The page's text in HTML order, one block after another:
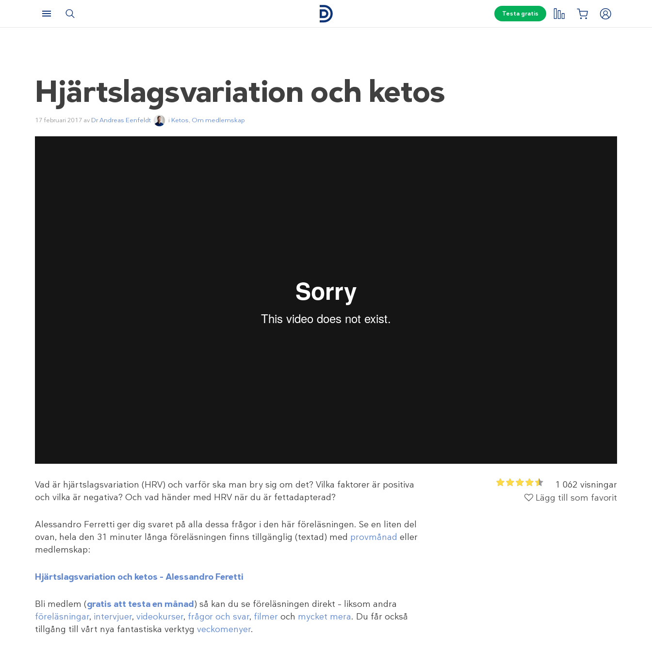
Testa gratis
Hjärtslagsvariation och ketos
17 februari 2017 av Dr Andreas Eenfeldt i Ketos, Om medlemskap
1 062 visningar
Lägg till som favorit
Vad är hjärtslagsvariation (HRV) och varför ska man bry sig om det? Vilka faktorer är positiva
och vilka är negativa? Och vad händer med HRV när du är fettadapterad?
Alessandro Ferretti ger dig svaret på alla dessa frågor i den här föreläsningen. Se en liten del
ovan, hela den 31 minuter långa föreläsningen finns tillgänglig (textad) med provmånad eller
medlemskap:
Hjärtslagsvariation och ketos – Alessandro Feretti
Bli medlem (gratis att testa en månad) så kan du se föreläsningen direkt – liksom andra
föreläsningar, intervjuer, videokurser, frågor och svar, filmer och mycket mera. Du får också
tillgång till vårt nya fantastiska verktyg veckomenyer.